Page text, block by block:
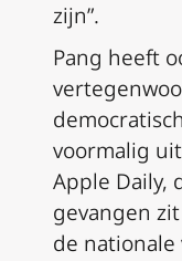
zijn”.
Pang heeft
voormalig
Apple Daily,
gevangen
de